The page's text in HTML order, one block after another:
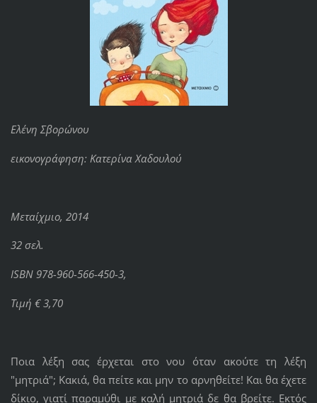
Ελένη Σβορώνου
εικονογράφηση: Κατερίνα Χαδουλού
Μεταίχμιο, 2014
32 σελ.
ISBN 978-960-566-450-3,
Τιμή € 3,70
Ποια λέξη σας έρχεται στο νου όταν ακούτε τη λέξη
"μητριά"; Κακιά, θα πείτε και μην το αρνηθείτε! Και θα έχετε
δίκιο, γιατί παραμύθι με καλή μητριά δε θα βρείτε. Εκτός